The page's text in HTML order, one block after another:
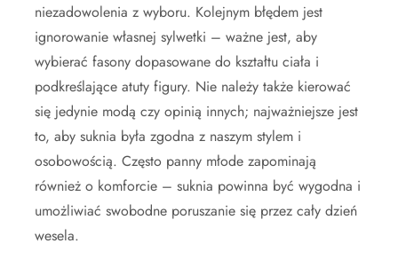
niezadowolenia z wyboru. Kolejnym błędem jest
ignorowanie własnej sylwetki – ważne jest, aby
wybierać fasony dopasowane do kształtu ciała i
podkreślające atuty figury. Nie należy także kierować
się jedynie modą czy opinią innych; najważniejsze jest
to, aby suknia była zgodna z naszym stylem i
osobowością. Często panny młode zapominają
również o komforcie – suknia powinna być wygodna i
umożliwiać swobodne poruszanie się przez cały dzień
wesela.